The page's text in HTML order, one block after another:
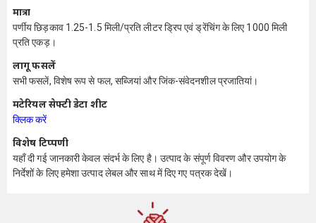
मात्रा
पर्णीय छिड़काव 1.25-1.5 मिली/प्रति लीटर ड्रिप एवं ड्रेंचिंग के लिए 1000 मिली
प्रति एकड़।
लागू फसलें
सभी फसलें, विशेष रूप से फल, सब्जियां और जिंक-संवेदनशील प्रजातियां।
मटेरियल सेफ्टी डेटा शीट
क्लिक करें
विशेष टिप्पणी
यहाँ दी गई जानकारी केवल संदर्भ के लिए है। उत्पाद के संपूर्ण विवरण और उपयोग के
निर्देशों के लिए हमेशा उत्पाद लेबल और साथ में दिए गए पत्रक देखें।